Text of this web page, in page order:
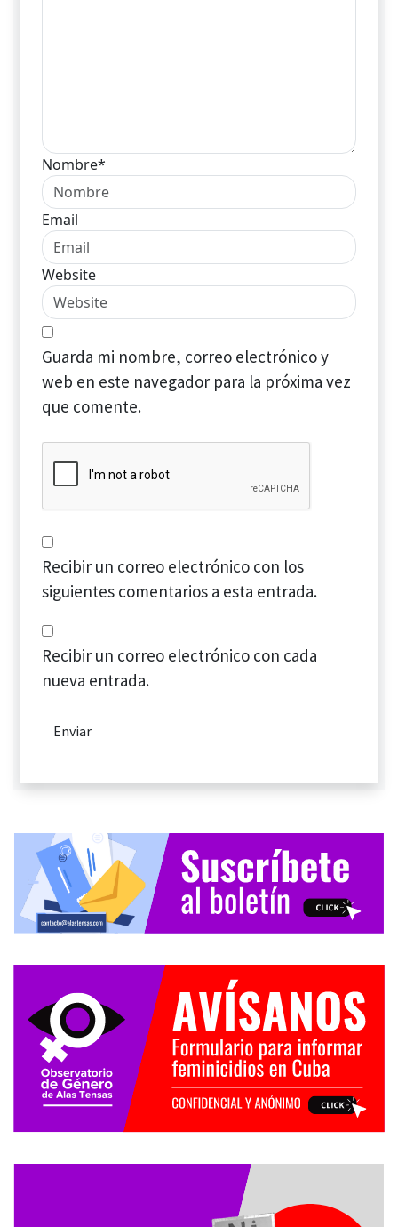
Nombre*
Email
Website
Guarda mi nombre, correo electrónico y
web en este navegador para la próxima vez
que comente.
Recibir un correo electrónico con los
siguientes comentarios a esta entrada.
Recibir un correo electrónico con cada
nueva entrada.